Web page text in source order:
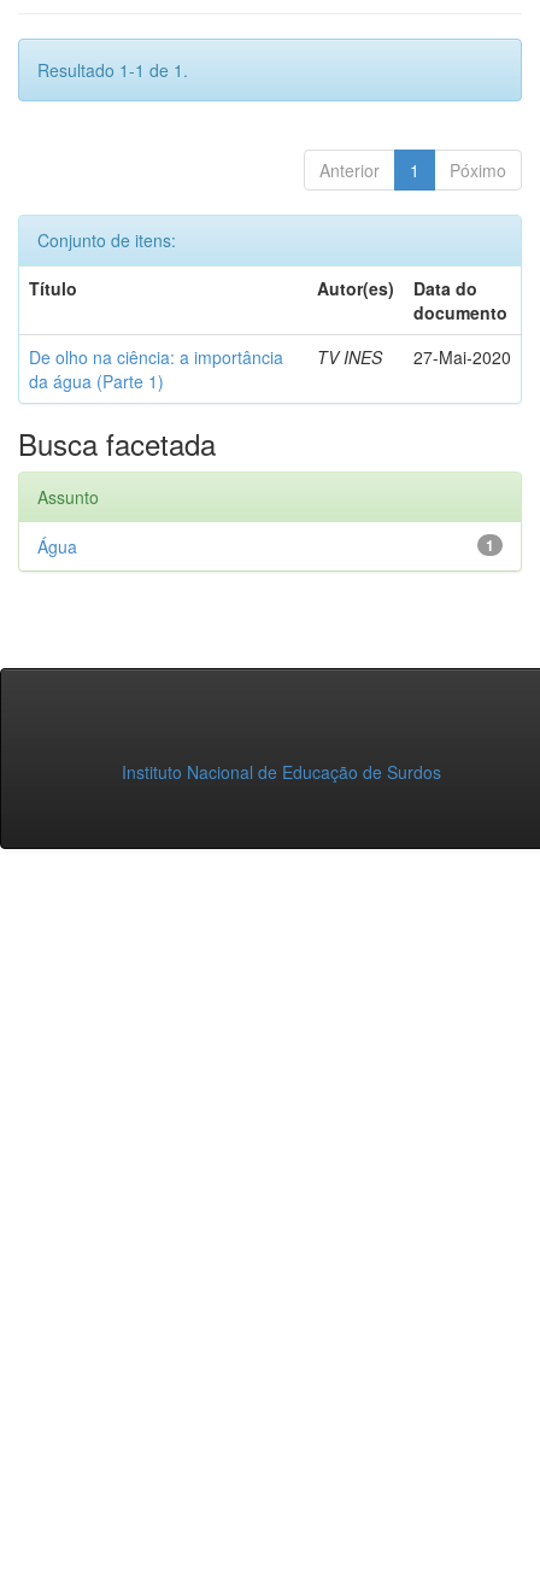
Resultado 1-1 de 1.
Anterior 1 Póximo
Conjunto de itens:
Título
Autor(es)
Data do
documento
De olho na ciência: a importância
da água (Parte 1)
TV INES 27-Mai-2020
Busca facetada
Assunto
1
Água
Instituto Nacional de Educação de Surdos